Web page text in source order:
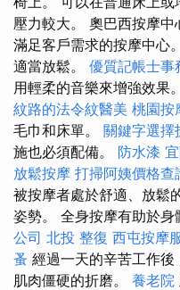
壓力較大。 奧巴西按摩
滿足客戶需求的按摩中心
適當放鬆。 優質記帳士事
用輕柔的音樂來增強效果。
紋路的法令紋醫美 桃園按
毛巾和床單。 關鍵字選擇
施也必須配備。 防水漆
放鬆按摩 打掃阿姨價格查
被按摩者處於舒適、放鬆
姿勢。 全身按摩有助於身
公司 北投 整復 西屯按摩
蚤 經過一天的辛苦工作
肌肉僵硬的折磨。 養老院